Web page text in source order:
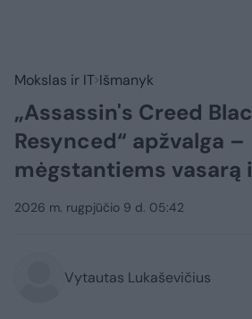
Mokslas ir IT Išmanyk
„Assassin's Creed
Resynced“ apžvalga –
mėgstantiems vasarą
2026 m. rugpjūčio 9 d. 05:42
Vytautas Lukaševičius